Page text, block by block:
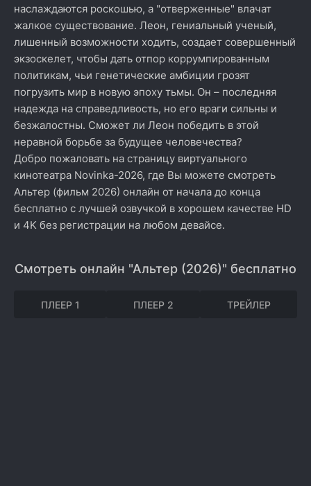
наслаждаются роскошью, а "отверженные" влачат
жалкое существование. Леон, гениальный ученый,
лишенный возможности ходить, создает совершенный
экзоскелет, чтобы дать отпор коррумпированным
политикам, чьи генетические амбиции грозят
погрузить мир в новую эпоху тьмы. Он – последняя
надежда на справедливость, но его враги сильны и
безжалостны. Сможет ли Леон победить в этой
неравной борьбе за будущее человечества?
Добро пожаловать на страницу виртуального
кинотеатра Novinka-2026, где Вы можете смотреть
Альтер (фильм 2026) онлайн от начала до конца
бесплатно с лучшей озвучкой в хорошем качестве HD
и 4K без регистрации на любом девайсе.
Смотреть онлайн "Альтер (2026)" бесплатно
ПЛЕЕР 1 ПЛЕЕР 2 ТРЕЙЛЕР